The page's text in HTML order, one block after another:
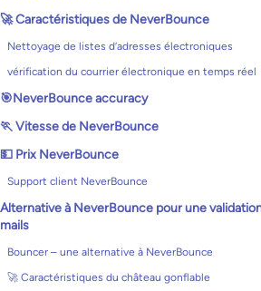
🚀 Caractéristiques de NeverBounce
Nettoyage de listes d’adresses électroniques
vérification du courrier électronique en temps réel
🎯NeverBounce accuracy
🏃 Vitesse de NeverBounce
💵 Prix NeverBounce
Support client NeverBounce
Alternative à NeverBounce pour une
mails
Bouncer – une alternative à NeverBounce
🚀 Caractéristiques du château gonflable